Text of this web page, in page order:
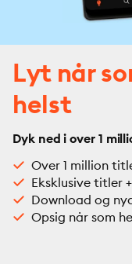
Lyt når
helst
Dyk ned i over 1
Over 1 million
Eksklusive titler
Download og
Opsig når som